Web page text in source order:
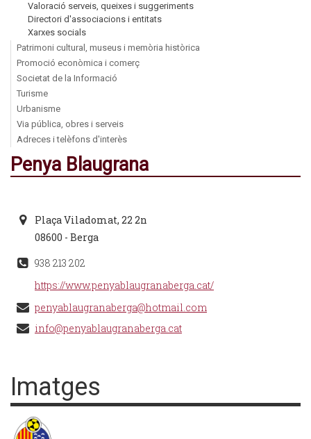
Valoració serveis, queixes i suggeriments
Directori d'associacions i entitats
Xarxes socials
Patrimoni cultural, museus i memòria històrica
Promoció econòmica i comerç
Societat de la Informació
Turisme
Urbanisme
Via pública, obres i serveis
Adreces i telèfons d'interès
Penya Blaugrana
Plaça Viladomat, 22 2n
08600 - Berga
938 213 202
https://www.penyablaugranaberga.cat/
penyablaugranaberga@hotmail.com
info@penyablaugranaberga.cat
Imatges